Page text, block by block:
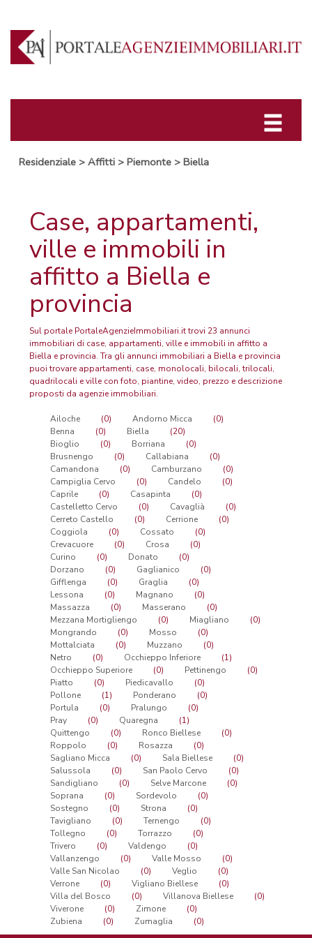
Residenziale > Affitti > Piemonte > Biella
Case, appartamenti,
ville e immobili in
affitto a Biella e
provincia
Sul portale PortaleAgenzieImmobiliari.it trovi 23 annunci
immobiliari di case, appartamenti, ville e immobili in affitto a
Biella e provincia. Tra gli annunci immobiliari a Biella e provincia
puoi trovare appartamenti, case, monolocali, bilocali, trilocali,
quadrilocali e ville con foto, piantine, video, prezzo e descrizione
proposti da agenzie immobiliari.
Ailoche (0) Andorno Micca
(0)
Benna
(0) Biella
(20)
Bioglio
(0) Borriana
(0)
Brusnengo
(0) Callabiana
(0)
Camandona
(0) Camburzano
(0)
Campiglia Cervo
(0) Candelo
(0)
Caprile
(0) Casapinta
(0)
Castelletto Cervo
(0) Cavaglià
(0)
Cerreto Castello
(0) Cerrione
(0)
Coggiola
(0) Cossato
(0)
Crevacuore
(0) Crosa
(0)
Curino
(0) Donato
(0)
Dorzano
(0) Gaglianico
(0)
Gifflenga
(0) Graglia
(0)
Lessona
(0) Magnano
(0)
Massazza
(0) Masserano
(0)
Mezzana Mortigliengo
(0) Miagliano
(0)
Mongrando
(0) Mosso
(0)
Mottalciata
(0) Muzzano
(0)
Netro
(0) Occhieppo Inferiore
(1)
Occhieppo Superiore
(0) Pettinengo
(0)
Piatto
(0) Piedicavallo
(0)
Pollone
(1) Ponderano
(0)
Portula
(0) Pralungo
(0)
Pray
(0) Quaregna
(1)
Quittengo
(0) Ronco Biellese
(0)
Roppolo
(0) Rosazza
(0)
Sagliano Micca
(0) Sala Biellese
(0)
Salussola
(0) San Paolo Cervo
(0)
Sandigliano
(0) Selve Marcone
(0)
Soprana
(0) Sordevolo
(0)
Sostegno
(0) Strona
(0)
Tavigliano
(0) Ternengo
(0)
Tollegno
(0) Torrazzo
(0)
Trivero
(0) Valdengo
(0)
Vallanzengo
(0) Valle Mosso
(0)
Valle San Nicolao
(0) Veglio
(0)
Verrone
(0) Vigliano Biellese
(0)
Villa del Bosco
(0) Villanova Biellese
(0)
Viverone
(0) Zimone
(0)
Zubiena
(0) Zumaglia (0)